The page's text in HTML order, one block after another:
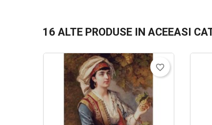
16 ALTE PRODUSE IN ACEEASI
favorite_border